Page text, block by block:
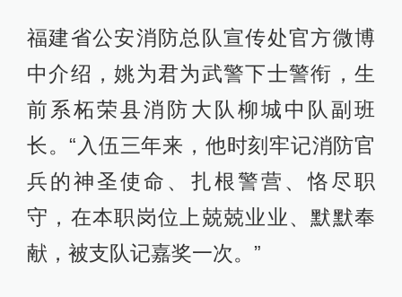
福建省公安消防总队宣传处官方微博
中介绍，姚为君为武警下士警衔，生
前系柘荣县消防大队柳城中队副班
长。“入伍三年来，他时刻牢记消防官
兵的神圣使命、扎根警营、恪尽职
守，在本职岗位上兢兢业业、默默奉
献，被支队记嘉奖一次。”